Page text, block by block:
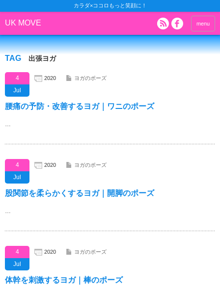
カラダ×ココロもっと笑顔に！
UK MOVE menu
TAG 出張ヨガ
4
Jul
2020 ヨガのポーズ
腰痛の予防・改善するヨガ｜ワニのポーズ
…
4
Jul
2020 ヨガのポーズ
股関節を柔らかくするヨガ｜開脚のポーズ
…
4
Jul
2020 ヨガのポーズ
体幹を刺激するヨガ｜棒のポーズ